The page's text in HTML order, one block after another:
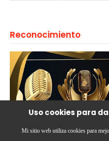
Reconocimiento
Uso cookies para
Mi sitio web utiliza cookies para